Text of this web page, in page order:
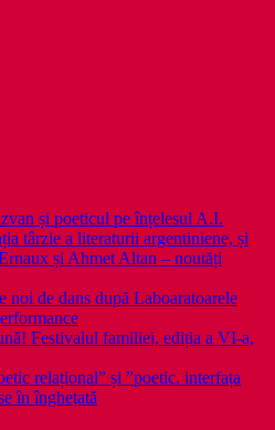
și poeticul pe înțelesul A.I.
târzie a literaturii argentiniene, și
și Ahmet Altan – noutăți
noi de dans după Laboaratoarele
Festivalul familiei, ediția a VI-a,
relațional” și ”poetic. interfața
în înghețată